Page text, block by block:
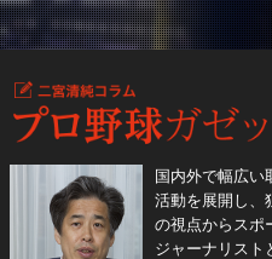
国内外で幅広い
活動を展開し、
の視点からスポ
ジャーナリスト